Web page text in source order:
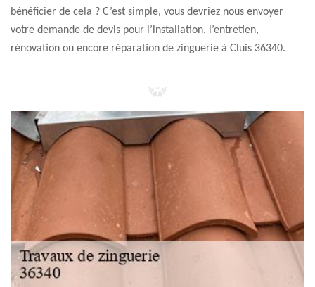
bénéficier de cela ? C’est simple, vous devriez nous envoyer
votre demande de devis pour l’installation, l’entretien,
rénovation ou encore réparation de zinguerie à Cluis 36340.